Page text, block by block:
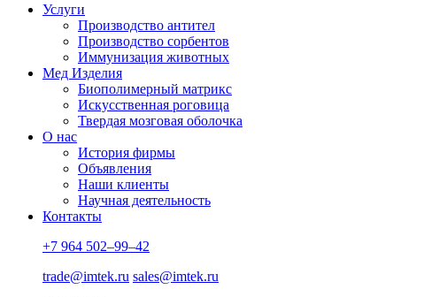
Услуги
Производство антител
Производство сорбентов
Иммунизация животных
Мед Изделия
Биополимерный матрикс
Искусственная роговица
Твердая мозговая оболочка
О нас
История фирмы
Объявления
Наши клиенты
Научная деятельность
Контакты
+7 964 502–99–42
trade@imtek.ru sales@imtek.ru